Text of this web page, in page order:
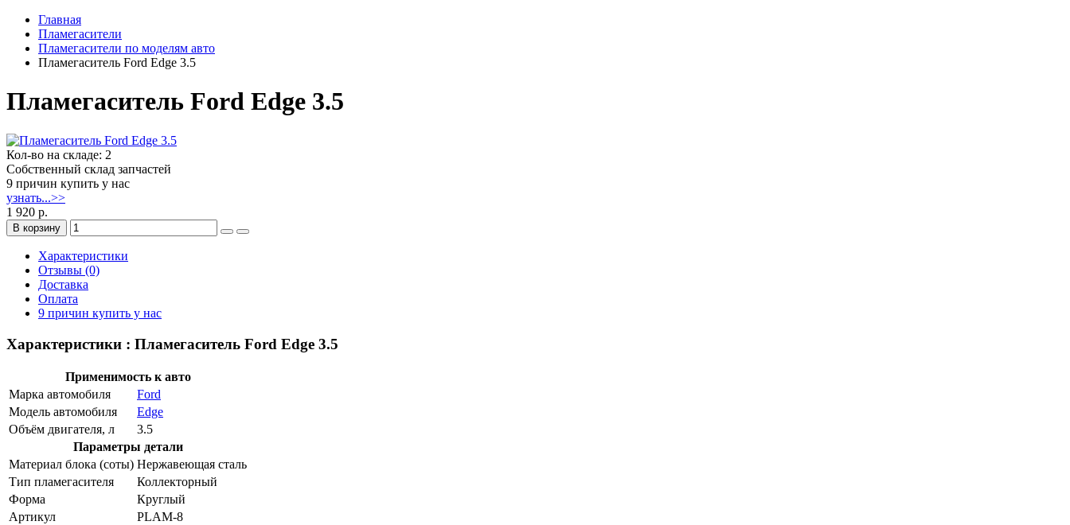
Главная
Пламегасители
Пламегасители по моделям авто
Пламегаситель Ford Edge 3.5
Пламегаситель Ford Edge 3.5
Кол-во на складе: 2
Собственный склад запчастей
9 причин купить у нас
узнать...>>
1 920 р.
В корзину
Характеристики
Отзывы (0)
Доставка
Оплата
9 причин купить у нас
Характеристики : Пламегаситель Ford Edge 3.5
Применимость к авто
Марка автомобиля
Ford
Модель автомобиля
Edge
Объём двигателя, л
3.5
Параметры детали
Материал блока (соты) Нержавеющая сталь
Тип пламегасителя
Коллекторный
Форма
Круглый
Артикул
PLAM-8